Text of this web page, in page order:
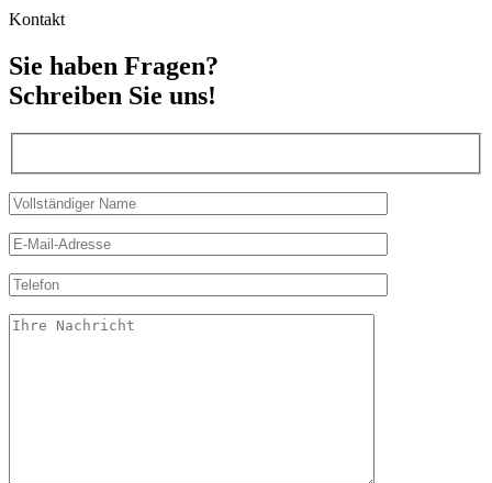
Kontakt
Sie haben Fragen?
Schreiben Sie uns!